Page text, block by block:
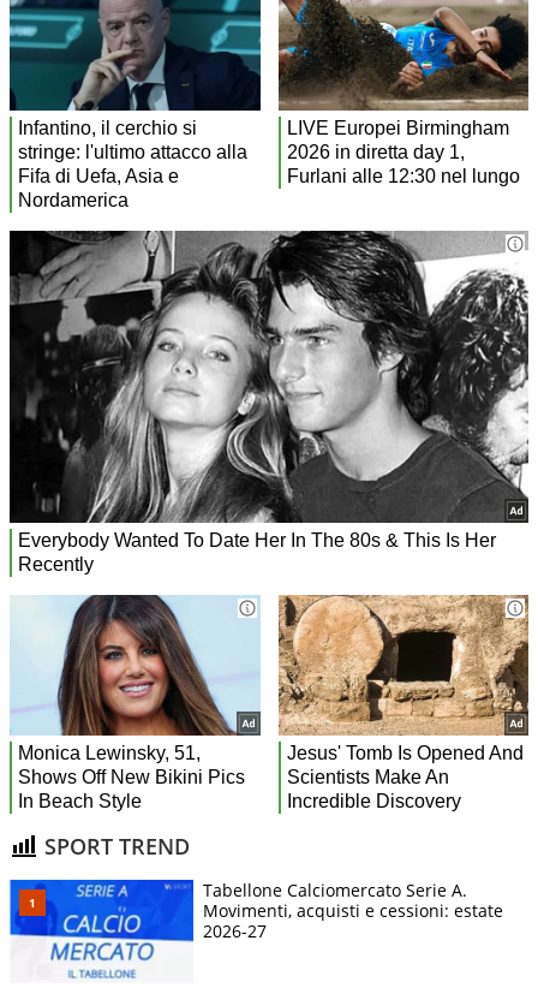
SPORT TREND
Tabellone Calciomercato Serie A.
Movimenti, acquisti e cessioni: estate
2026-27